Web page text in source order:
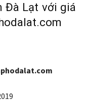
Đà Lạt với giá